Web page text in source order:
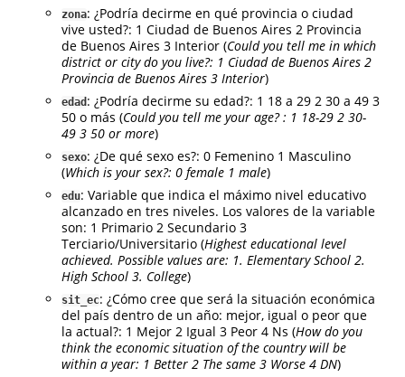
zona: ¿Podría decirme en qué provincia o ciudad
vive usted?: 1 Ciudad de Buenos Aires 2 Provincia
de Buenos Aires 3 Interior (Could you tell me in which
district or city do you live?: 1 Ciudad de Buenos Aires 2
Provincia de Buenos Aires 3 Interior)
edad : ¿Podría decirme su edad?: 1 18 a 29 2 30 a 49 3
50 o más (Could you tell me your age? : 1 18-29 2 30-
49 3 50 or more)
sexo: ¿De qué sexo es?: 0 Femenino 1 Masculino
(Which is your sex?: 0 female 1 male)
edu: Variable que indica el máximo nivel educativo
alcanzado en tres niveles. Los valores de la variable
son: 1 Primario 2 Secundario 3
Terciario/Universitario (Highest educational level
achieved. Possible values are: 1. Elementary School 2.
High School 3. College)
sit_ec: ¿Cómo cree que será la situación económica
del país dentro de un año: mejor, igual o peor que
la actual?: 1 Mejor 2 Igual 3 Peor 4 Ns (How do you
think the economic situation of the country will be
within a year: 1 Better 2 The same 3 Worse 4 DN)